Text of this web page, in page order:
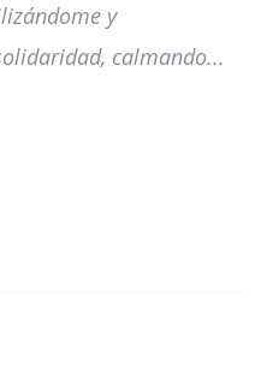
y
calmando...